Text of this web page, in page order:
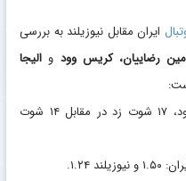
ایران مقابل نیوزیلند به بررسی
رضاییان، کریس وود و الیجا
ایران از نظر حجم حمله تیم فعال‌تری بود، ۱۷ شوت زد در مقابل ۱۴ شوت
۱.۲۴.